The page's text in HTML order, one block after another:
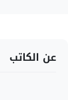
عن الكاتب